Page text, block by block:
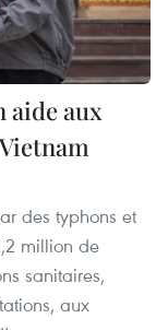
aide aux
des typhons et
million de
sanitaires,
aux